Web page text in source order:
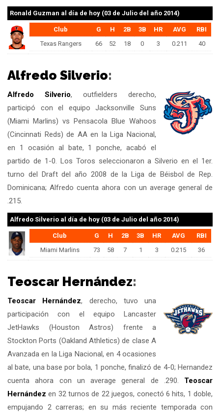
Ronald Guzman al día de hoy (03 de Julio del año 2014)
Club G H 2B 3B HR AVG
RBI
Texas Rangers
66 52 18 0 3 0.211 40
Alfredo Silverio:
Alfredo Silverio, outfielders derecho,
participó con el equipo Jacksonville Suns
(Miami Marlins) vs Pensacola Blue Wahoos
(Cincinnati Reds) de AA en la Liga Nacional,
en 1 ocasión al bate, 1 ponche, acabó el
partido de 1-0. Los Toros seleccionaron a Silverio en el 1er.
turno del Draft del año 2008 de la Liga de Béisbol de Rep.
Dominicana; Alfredo cuenta ahora con un average general de
.215.
Alfredo Silverio al día de hoy (03 de Julio del año 2014)
Club G H 2B 3B HR AVG
RBI
Miami Marlins
73 58 7 1 3 0.215 36
Teoscar Hernández:
Teoscar Hernández, derecho, tuvo una
participación con el equipo Lancaster
JetHawks (Houston Astros) frente a
Stockton Ports (Oakland Athletics) de clase A
Avanzada en la Liga Nacional, en 4 ocasiones
al bate, una base por bola, 1 ponche, finalizó de 4-0; Hernandez
cuenta ahora con un average general de .290. Teoscar
Hernández en 32 turnos de 22 juegos, conectó 6 hits, 1 doble,
empujando 2 carreras; en su más reciente temporada con